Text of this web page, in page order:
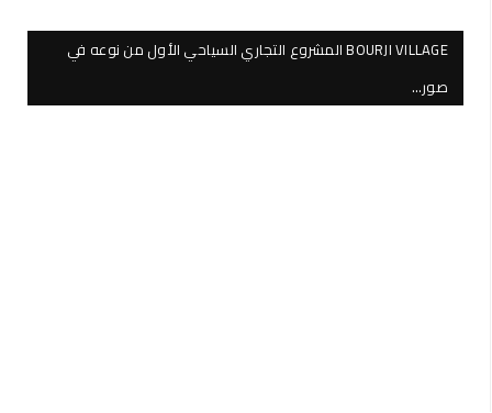
BOURJI VILLAGE المشروع التجاري السياحي الأول من نوعه في
صور…